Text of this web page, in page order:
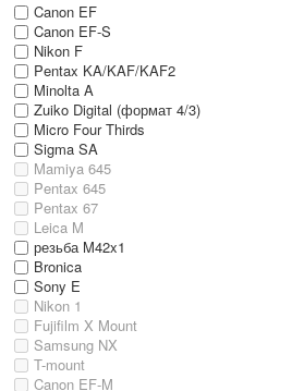
Canon EF
Canon EF-S
Nikon F
Pentax KA/KAF/KAF2
Minolta A
Zuiko Digital (формат 4/3)
Micro Four Thirds
Sigma SA
Mamiya 645
Pentax 645
Pentax 67
Leica M
резьба M42x1
Bronica
Sony E
Nikon 1
Fujifilm X Mount
Samsung NX
T-mount
Canon EF-M